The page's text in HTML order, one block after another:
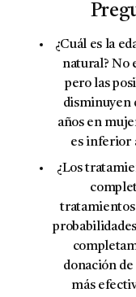
¿Cuál es la
natural? No
pero las
disminuyen
años en
es inferior
¿Los
donación
más